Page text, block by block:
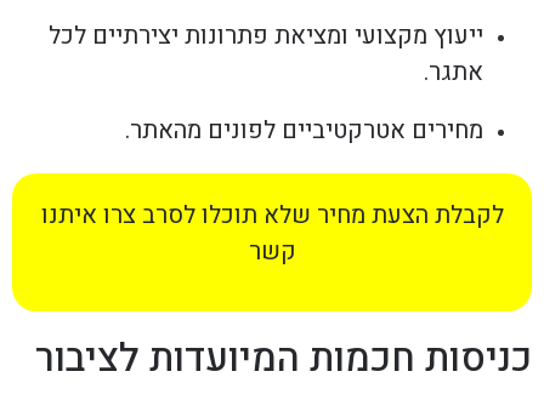
ייעוץ מקצועי ומציאת פתרונות יצירתיים לכל
אתגר.
מחירים אטרקטיביים לפונים מהאתר.
לקבלת הצעת מחיר שלא תוכלו לסרב צרו איתנו
קשר
כניסות חכמות המיועדות לציבור